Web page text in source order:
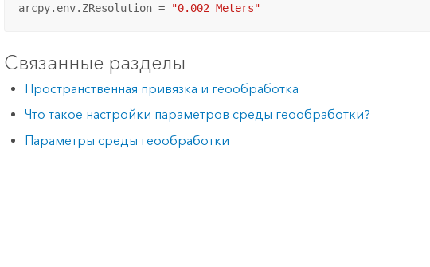
arcpy.env.ZResolution =
"0.002 Meters"
Связанные разделы
Пространственная привязка и геообработка
Что такое настройки параметров среды геообработки?
Параметры среды геообработки